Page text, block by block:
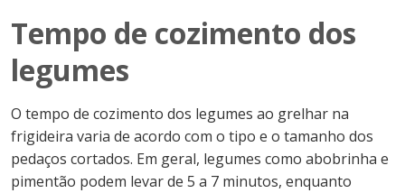
Tempo de cozimento dos
legumes
O tempo de cozimento dos legumes ao grelhar na
frigideira varia de acordo com o tipo e o tamanho dos
pedaços cortados. Em geral, legumes como abobrinha e
pimentão podem levar de 5 a 7 minutos, enquanto